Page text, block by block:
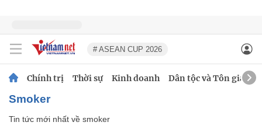
# ASEAN CUP 2026
Chính trị Thời sự Kinh doanh Dân tộc và Tôn giáo
smoker
Tin tức mới nhất về smoker